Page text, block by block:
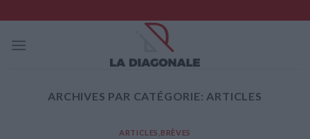
to
content
ARCHIVES PAR CATÉGORIE: ARTICLES
ARTICLES BRÈVES